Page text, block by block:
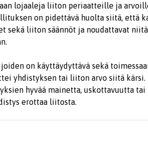
lojaaleja liiton periaatteille ja
on pidettävä huolta siitä, että
sekä liiton säännöt ja noudattavat
on käyttäydyttävä sekä
yhdistyksen tai liiton arvo siitä
hyvää mainetta, uskottavuutta
erottaa liitosta.